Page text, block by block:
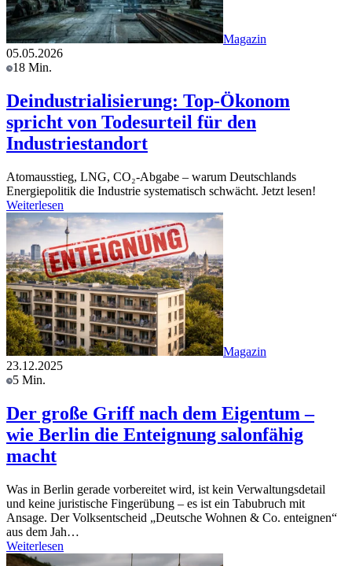
Magazin
05.05.2026
18 Min.
Deindustrialisierung: Top-Ökonom
spricht von Todesurteil für den
Industriestandort
Atomausstieg, LNG, CO₂-Abgabe – warum Deutschlands
Energiepolitik die Industrie systematisch schwächt. Jetzt lesen!
Weiterlesen
Magazin
23.12.2025
5 Min.
Der große Griff nach dem Eigentum –
wie Berlin die Enteignung salonfähig
macht
Was in Berlin gerade vorbereitet wird, ist kein Verwaltungsdetail
und keine juristische Fingerübung – es ist ein Tabubruch mit
Ansage. Der Volksentscheid „Deutsche Wohnen & Co. enteignen“
aus dem Jah…
Weiterlesen